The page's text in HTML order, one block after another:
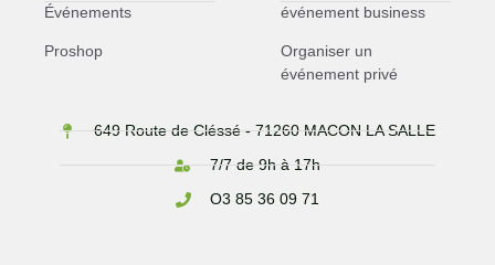
Événements
Proshop
événement business
Organiser un
événement privé
649 Route de Cléssé - 71260 MACON LA SALLE
7/7 de 9h à 17h
O3 85 36 09 71